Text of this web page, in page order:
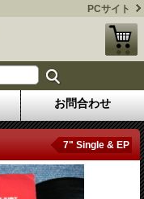
PCサイト
お問合わせ
7" Single & EP